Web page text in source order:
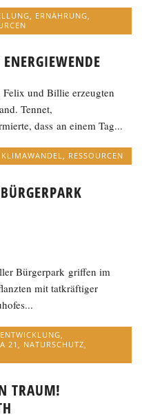
ERNÄHRUNG
und Billie erzeugten
Tennet,
dass an einem Tag...
KLIMAWANDEL, RESSOURCEN
Bürgerpark griffen im
mit tatkräftiger
21 NATURSCHUTZ
TRAUM!